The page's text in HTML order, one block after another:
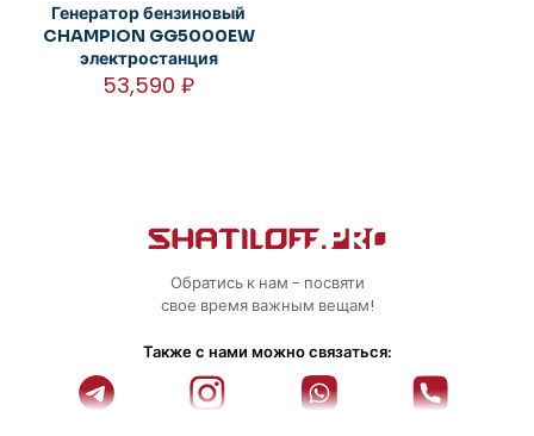
Генератор бензиновый
CHAMPION GG5000EW
электростанция
53,590₽
Обратись к нам - посвяти
свое время важным вещам!
Также с нами можно связаться: